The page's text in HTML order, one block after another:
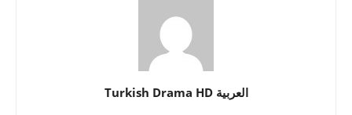
Turkish Drama HD العربية